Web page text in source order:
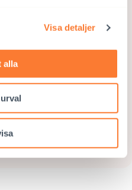
Visa detaljer
alla
i Bangladesh,
Nepal, Sydafrika